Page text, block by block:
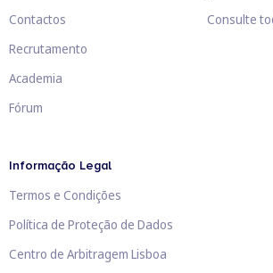
Contactos
Recrutamento
Academia
Fórum
Consulte
Informação Legal
Termos e Condições
Política de Proteção de Dados
Centro de Arbitragem Lisboa